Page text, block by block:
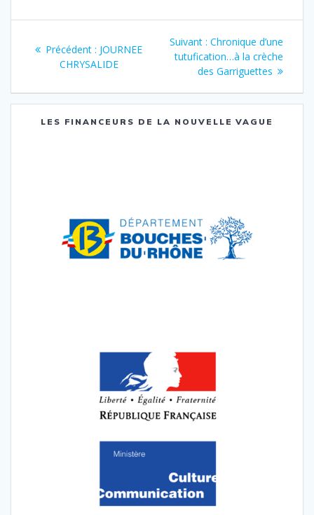
l’article
Précédent : Article
précédent
JOURNEE
CHRYSALIDE
Suivant : Article
suivant
:
Chronique d’une
tutufication…à la crèche
des Garriguettes
LES FINANCEURS DE LA NOUVELLE VAGUE